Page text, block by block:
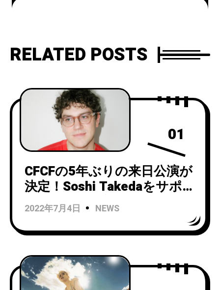
RELATED POSTS
01
CFCFの5年ぶりの来日公演が
決定！Soshi Takedaをサポー
ト・アクトに迎え下北沢
SPREADにて9/24開催！
2022年7月4日 NEWS